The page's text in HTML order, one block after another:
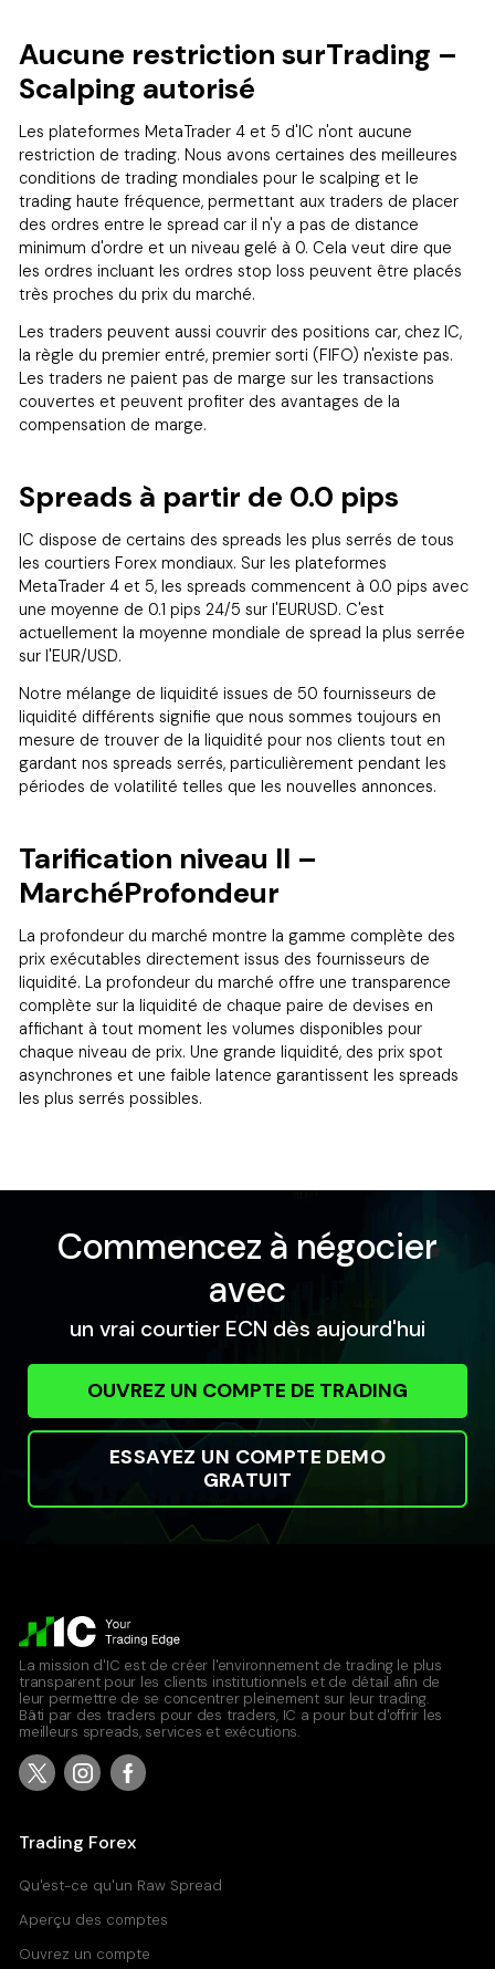
Aucune restriction surTrading –
Scalping autorisé
Les plateformes MetaTrader 4 et 5 d'IC n'ont aucune
restriction de trading. Nous avons certaines des meilleures
conditions de trading mondiales pour le scalping et le
trading haute fréquence, permettant aux traders de placer
des ordres entre le spread car il n'y a pas de distance
minimum d'ordre et un niveau gelé à 0. Cela veut dire que
les ordres incluant les ordres stop loss peuvent être placés
très proches du prix du marché.
Les traders peuvent aussi couvrir des positions car, chez IC,
la règle du premier entré, premier sorti (FIFO) n'existe pas.
Les traders ne paient pas de marge sur les transactions
couvertes et peuvent profiter des avantages de la
compensation de marge.
Spreads à partir de 0.0 pips
IC dispose de certains des spreads les plus serrés de tous
les courtiers Forex mondiaux. Sur les plateformes
MetaTrader 4 et 5, les spreads commencent à 0.0 pips avec
une moyenne de 0.1 pips 24/5 sur l'EURUSD. C'est
actuellement la moyenne mondiale de spread la plus serrée
sur l'EUR/USD.
Notre mélange de liquidité issues de 50 fournisseurs de
liquidité différents signifie que nous sommes toujours en
mesure de trouver de la liquidité pour nos clients tout en
gardant nos spreads serrés, particulièrement pendant les
périodes de volatilité telles que les nouvelles annonces.
Tarification niveau II –
MarchéProfondeur
La profondeur du marché montre la gamme complète des
prix exécutables directement issus des fournisseurs de
liquidité. La profondeur du marché offre une transparence
complète sur la liquidité de chaque paire de devises en
affichant à tout moment les volumes disponibles pour
chaque niveau de prix. Une grande liquidité, des prix spot
asynchrones et une faible latence garantissent les spreads
les plus serrés possibles.
Commencez à négocier
avec
un vrai courtier ECN dès aujourd'hui
OUVREZ UN COMPTE DE TRADING
ESSAYEZ UN COMPTE DEMO
GRATUIT
La mission d'IC est de créer l'environnement de trading le plus
transparent pour les clients institutionnels et de détail afin de
leur permettre de se concentrer pleinement sur leur trading.
Bâti par des traders pour des traders, IC a pour but d'offrir les
meilleurs spreads, services et exécutions.
Trading Forex
Qu'est-ce qu'un Raw Spread
Aperçu des comptes
Ouvrez un compte